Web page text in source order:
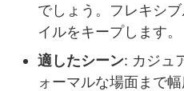
でしょう。フレキシ
イルをキープします。
適したシーン: カジュ
ォーマルな場面まで